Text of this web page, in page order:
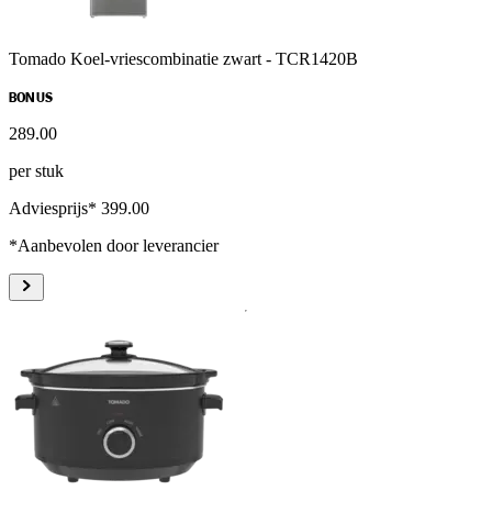
Tomado Koel-vriescombinatie zwart - TCR1420B
BONUS
289.00
per stuk
Adviesprijs* 399.00
*Aanbevolen door leverancier